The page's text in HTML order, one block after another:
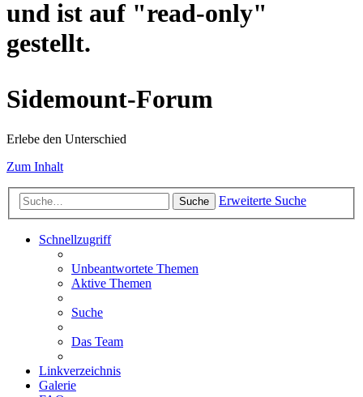
und ist auf "read-only"
gestellt.
Sidemount-Forum
Erlebe den Unterschied
Zum Inhalt
Suche Erweiterte Suche
Schnellzugriff
Unbeantwortete Themen
Aktive Themen
Suche
Das Team
Linkverzeichnis
Galerie